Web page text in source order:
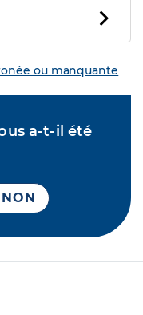
ou manquante
a-t-il été
NON